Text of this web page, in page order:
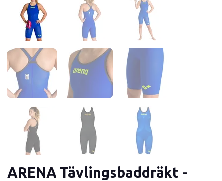
ARENA Tävlingsbaddräkt -